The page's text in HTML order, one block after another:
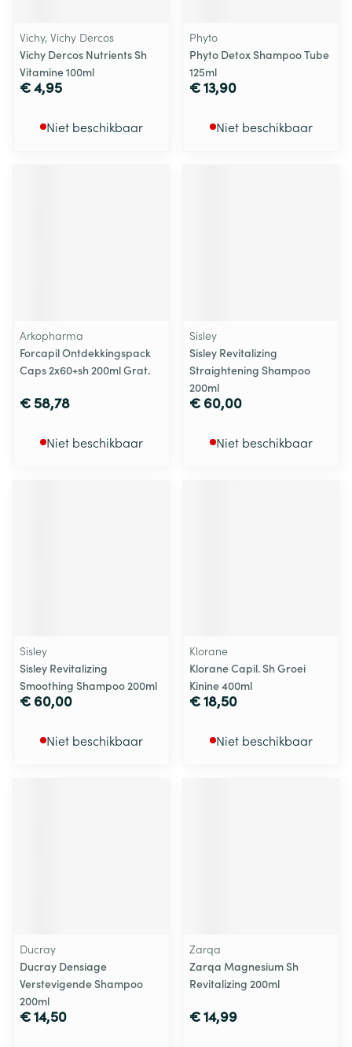
Vichy, Vichy Dercos
Vichy Dercos Nutrients Sh
Vitamine 100ml
€ 4,95
Niet beschikbaar
Phyto
Phyto Detox Shampoo Tube
125ml
€ 13,90
Niet beschikbaar
Arkopharma
Forcapil Ontdekkingspack
Caps 2x60+sh 200ml Grat.
€ 58,78
Niet beschikbaar
Sisley
Sisley Revitalizing
Straightening Shampoo
200ml
€ 60,00
Niet beschikbaar
Sisley
Sisley Revitalizing
Smoothing Shampoo 200ml
€ 60,00
Niet beschikbaar
Klorane
Klorane Capil. Sh Groei
Kinine 400ml
€ 18,50
Niet beschikbaar
Ducray
Ducray Densiage
Verstevigende Shampoo
200ml
€ 14,50
Zarqa
Zarqa Magnesium Sh
Revitalizing 200ml
€ 14,99